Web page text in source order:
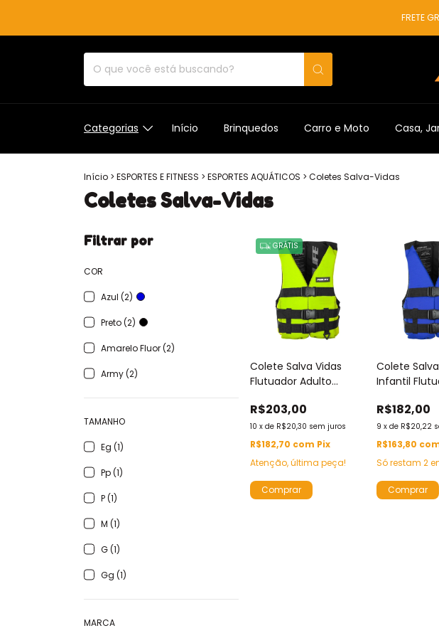
FRETE
Categorias Início Brinquedos Carro e Moto Casa,
Início > ESPORTES E FITNESS > ESPORTES AQUÁTICOS > Coletes Salva-Vidas
Coletes Salva-Vidas
Filtrar por
COR
Azul (2)
Preto (2)
Amarelo Fluor (2)
Army (2)
TAMANHO
Eg (1)
Pp (1)
P (1)
M (1)
G (1)
Gg (1)
MARCA
GRÁTIS
Colete Salva Vidas
Flutuador Adulto
Caiaque SUP Pesca
Náutico até 150kg
R$203,00
10 xde R$20,30 sem juros
R$182,70 com Pix
Atenção, última peça!
Comprar
Colete
Infantil
Simetria
Caiaque
R$182,00
9 xde R$20,22
R$163,80
Só restam2
Comprar